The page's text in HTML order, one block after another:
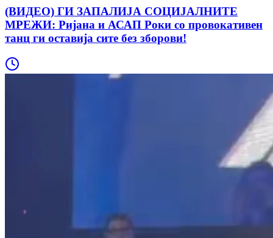
(ВИДЕО) ГИ ЗАПАЛИЈА СОЦИЈАЛНИТЕ
МРЕЖИ: Ријана и АСАП Роки со провокативен
танц ги оставија сите без зборови!